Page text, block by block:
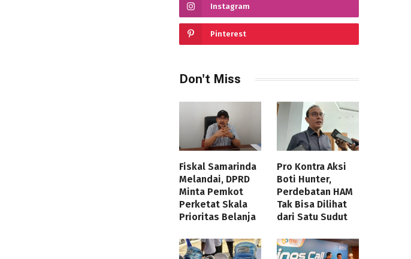
Instagram
Pinterest
Don't Miss
Fiskal Samarinda
Melandai, DPRD
Minta Pemkot
Perketat Skala
Prioritas Belanja
Pro Kontra Aksi
Boti Hunter,
Perdebatan HAM
Tak Bisa Dilihat
dari Satu Sudut